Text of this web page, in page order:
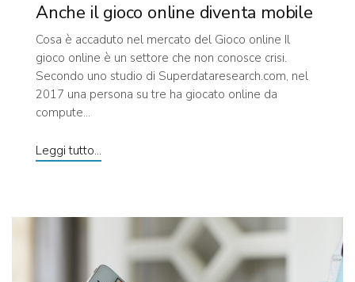
Anche il gioco online diventa mobile
Cosa è accaduto nel mercato del Gioco online Il
gioco online è un settore che non conosce crisi.
Secondo uno studio di Superdataresearch.com, nel
2017 una persona su tre ha giocato online da
compute...
Leggi tutto...